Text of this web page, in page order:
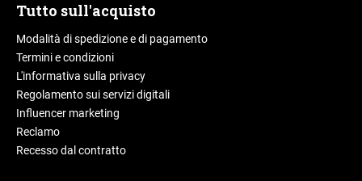
Tutto sull'acquisto
Modalità di spedizione e di pagamento
Termini e condizioni
L'informativa sulla privacy
Regolamento sui servizi digitali
Influencer marketing
Reclamo
Recesso dal contratto